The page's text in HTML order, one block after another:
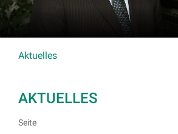
Aktuelles
AKTUELLES
Seite